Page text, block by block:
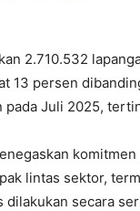
2.710.532
13 persen
pada Juli 2025,
lintas sektor,
dilakukan secara